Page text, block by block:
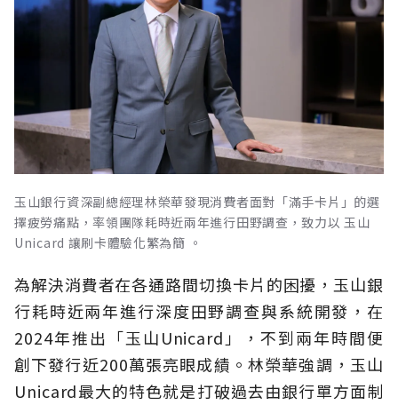
玉山銀行資深副總經理林榮華發現消費者面對「滿手卡片」的選
擇疲勞痛點，率領團隊耗時近兩年進行田野調查，致力以 玉山
Unicard 讓刷卡體驗化繁為簡 。
為解決消費者在各通路間切換卡片的困擾，玉山銀
行耗時近兩年進行深度田野調查與系統開發，在
2024年推出「玉山Unicard」，不到兩年時間便
創下發行近200萬張亮眼成績。林榮華強調，玉山
Unicard最大的特色就是打破過去由銀行單方面制